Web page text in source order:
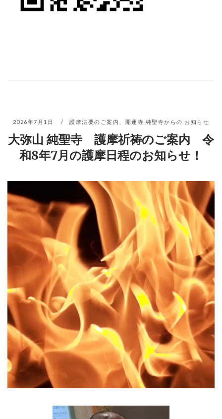
2026年7月1日 護摩法要のご案内 開運寺 純聖寺からの お知らせ
大弥山 純聖寺 護摩祈祷のご案内 令
和8年7月の護摩日程のお知らせ！